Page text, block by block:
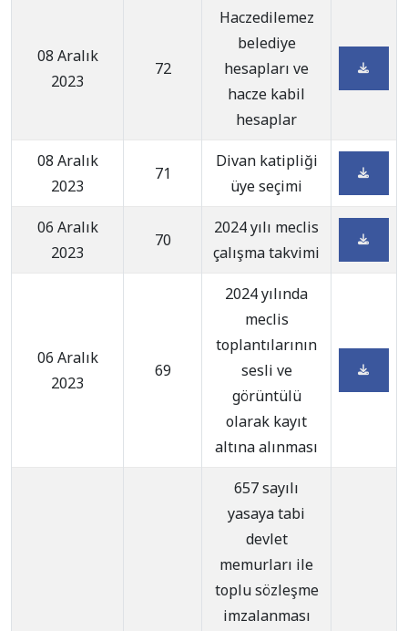
08 Aralık
2023
72
Haczedilemez
belediye
hesapları ve
hacze kabil
hesaplar
08 Aralık
2023
71
Divan katipliği
üye seçimi
06 Aralık
2023
70
2024 yılı meclis
çalışma takvimi
06 Aralık
2023
69
2024 yılında
meclis
toplantılarının
sesli ve
görüntülü
olarak kayıt
altına alınması
657 sayılı
yasaya tabi
devlet
memurları ile
toplu sözleşme
imzalanması